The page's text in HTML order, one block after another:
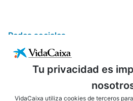
Tu privacidad es
VidaCaixa utiliza cookies de terceros
Redes sociales